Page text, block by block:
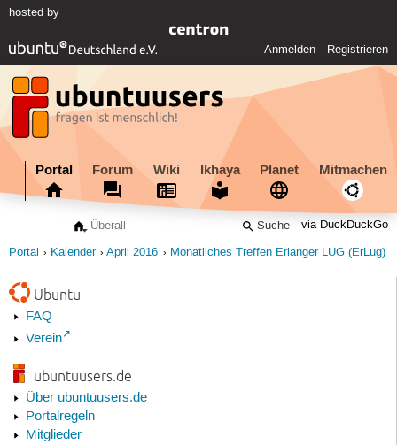
hosted by
Anmelden Registrieren
Portal Forum Wiki Ikhaya Planet Mitmachen
via DuckDuckGo
Portal Kalender April 2016 Monatliches Treffen Erlanger LUG (ErLug)
Ubuntu
FAQ
Verein
ubuntuusers.de
Über ubuntuusers.de
Portalregeln
Mitglieder